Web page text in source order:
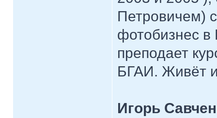
Петровичем)
фотобизнес
преподает
БГАИ. Живёт
Игорь